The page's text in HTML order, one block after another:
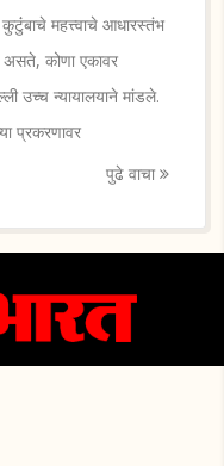
महत्त्वाचे आधारस्तंभ
असते, कोणा एकावर
उच्च न्यायालयाने मांडले.
प्रकरणावर
पुढे वाचा